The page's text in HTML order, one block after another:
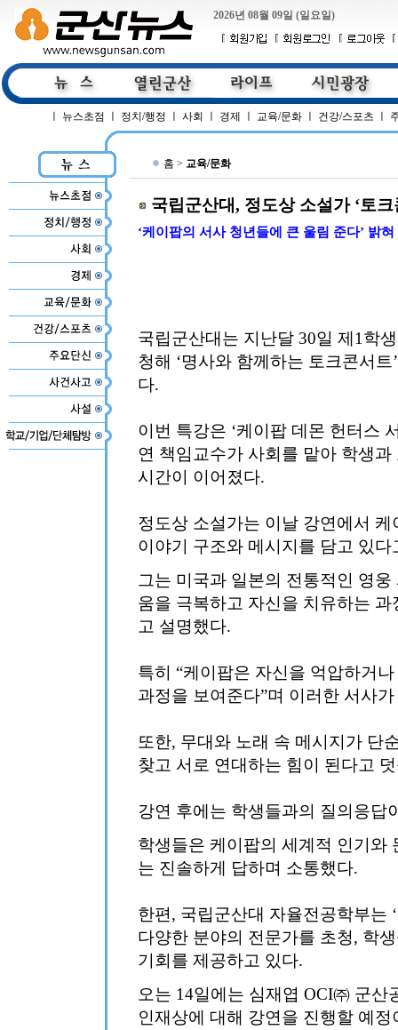
2026년 08월 09일 (일요일)
뉴스초점 정치/행정 사회 경제 교육/문화 건강/스포츠
홈 > 교육/문화
국립군산대, 정도상 소설가 ‘토크
‘케이팝의 서사 청년들에 큰 울림 준다’ 밝혀
국립군산대는 지난달 30일 제1학
청해 ‘명사와 함께하는 토크콘서
다.
이번 특강은 ‘케이팝 데몬 헌터스
연 책임교수가 사회를 맡아 학생
시간이 이어졌다.
정도상 소설가는 이날 강연에서
이야기 구조와 메시지를 담고 있
그는 미국과 일본의 전통적인 영
움을 극복하고 자신을 치유하는
고 설명했다.
특히 “케이팝은 자신을 억압하거
과정을 보여준다”며 이러한 서사
또한, 무대와 노래 속 메시지가 단
찾고 서로 연대하는 힘이 된다고
강연 후에는 학생들과의 질의응답
학생들은 케이팝의 세계적 인기와
는 진솔하게 답하며 소통했다.
한편, 국립군산대 자율전공학부는
다양한 분야의 전문가를 초청, 학
기회를 제공하고 있다.
오는 14일에는 심재엽 OCI㈜ 군
인재상에 대해 강연을 진행할 예정